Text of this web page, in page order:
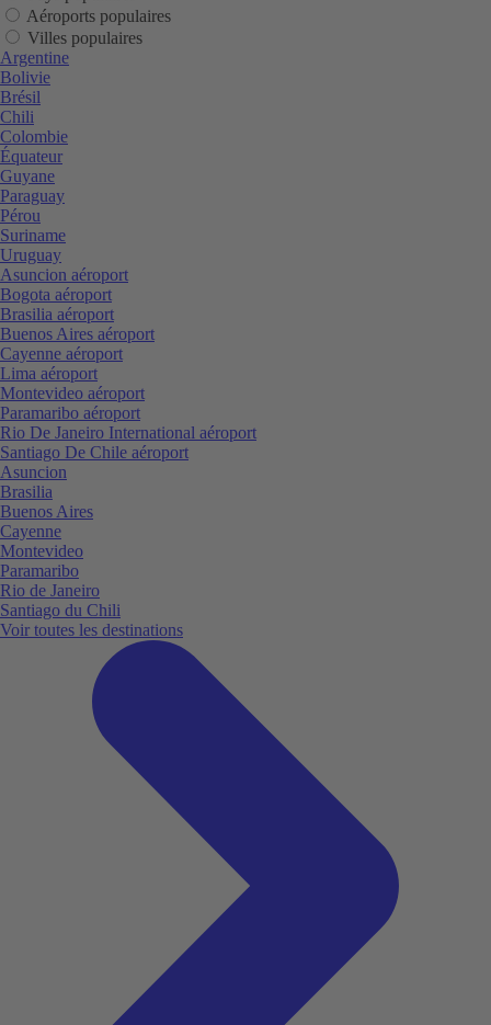
Aéroports populaires
Villes populaires
Argentine
Bolivie
Brésil
Chili
Colombie
Équateur
Guyane
Paraguay
Pérou
Suriname
Uruguay
Asuncion aéroport
Bogota aéroport
Brasilia aéroport
Buenos Aires aéroport
Cayenne aéroport
Lima aéroport
Montevideo aéroport
Paramaribo aéroport
Rio De Janeiro International aéroport
Santiago De Chile aéroport
Asuncion
Brasilia
Buenos Aires
Cayenne
Montevideo
Paramaribo
Rio de Janeiro
Santiago du Chili
Voir toutes les destinations